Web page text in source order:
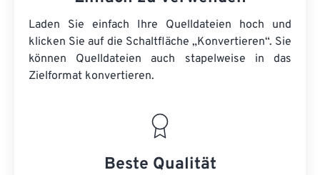
Laden Sie einfach Ihre Quelldateien hoch und
klicken Sie auf die Schaltfläche „Konvertieren“. Sie
können Quelldateien auch stapelweise in das
Zielformat konvertieren.
Beste Qualität